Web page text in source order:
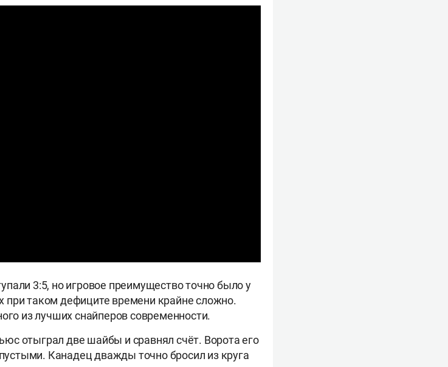
3:5, но игровое преимущество точно было у
при таком дефиците времени крайне сложно.
из лучших снайперов современности.
отыграл две шайбы и сравнял счёт. Ворота его
Канадец дважды точно бросил из круга